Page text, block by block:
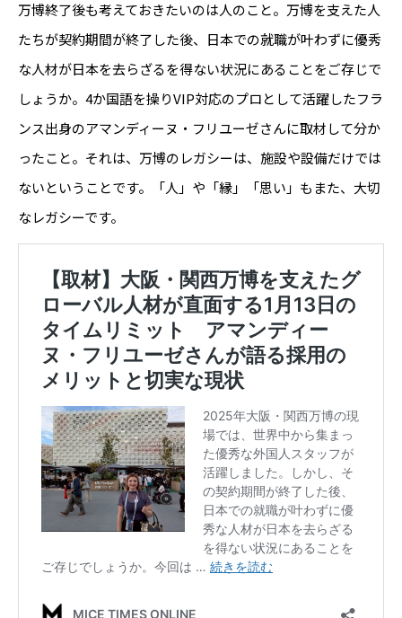
万博終了後も考えておきたいのは人のこと。万博を支えた人
たちが契約期間が終了した後、日本での就職が叶わずに優秀
な人材が日本を去らざるを得ない状況にあることをご存じで
しょうか。4か国語を操りVIP対応のプロとして活躍したフラ
ンス出身のアマンディーヌ・フリユーゼさんに取材して分か
ったこと。それは、万博のレガシーは、施設や設備だけでは
ないということです。「人」や「縁」「思い」もまた、大切
なレガシーです。